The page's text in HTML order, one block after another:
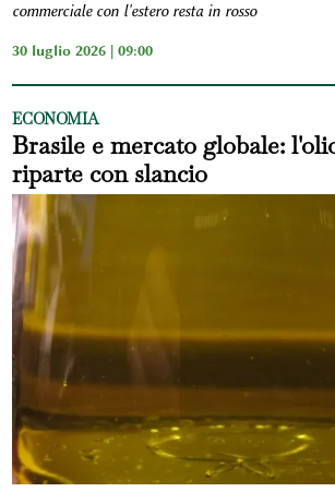
commerciale con l'estero resta in rosso
30 luglio 2026 | 09:00
ECONOMIA
Brasile e mercato globale:
riparte con slancio